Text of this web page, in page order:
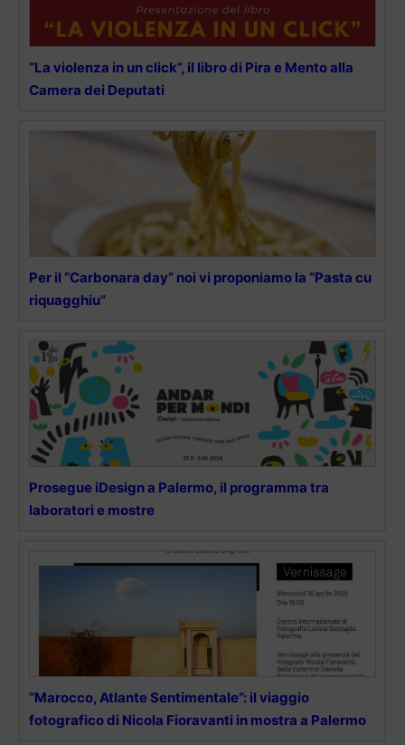
“La violenza in un click”, il libro di Pira e Mento alla
Camera dei Deputati
Per il “Carbonara day” noi vi proponiamo la “Pasta cu
riquagghiu”
Prosegue iDesign a Palermo, il programma tra
laboratori e mostre
“Marocco, Atlante Sentimentale”: il viaggio
fotografico di Nicola Fioravanti in mostra a Palermo